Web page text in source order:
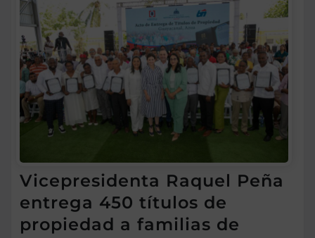
Vicepresidenta Raquel Peña
entrega 450 títulos de
propiedad a familias de